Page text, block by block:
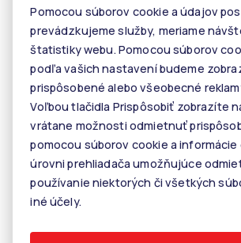
Napíšte nám
Kontakt
Kariéra
Tiper
Blog
© 2026 - KALANINOVÁ realitné
Rastislavova 60, 040 01 Košice, E-mail:
Pomocou súborov cookie a údajov
prevádzkujeme služby, meriame
štatistiky webu. Pomocou súborov
podľa vašich nastavení budeme
prispôsobené alebo všeobecné
Voľbou tlačidla Prispôsobiť zobrazíte
vrátane možnosti odmietnuť
pomocou súborov cookie a informácie
úrovni prehliadača umožňujúce
používanie niektorých či všetkých
iné účely.